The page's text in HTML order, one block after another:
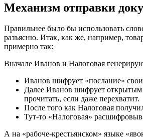
Механизм отправки
Правильнее было бы использовать
разъясню. Итак, как же, например,
примерно так:
Вначале Иванов и Налоговая
Иванов шифрует «послание»
Далее Иванов шифрует открытым
прочитать, если даже перехватит.
После того как Налоговая
Тут-то «Налоговая»
А на «рабоче-крестьянском» языке